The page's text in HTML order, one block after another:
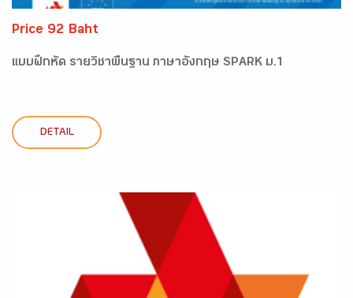
Price 92 Baht
แบบฝึกหัด รายวิชาพื้นฐาน ภาษาอังกฤษ SPARK ม.1
DETAIL